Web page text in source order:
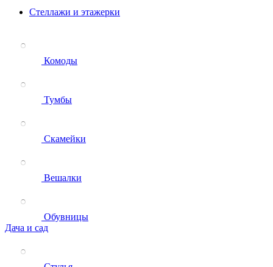
Стеллажи и этажерки
Комоды
Тумбы
Скамейки
Вешалки
Обувницы
Дача и сад